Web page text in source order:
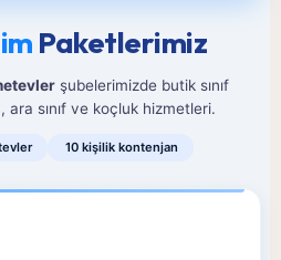
Paketlerimiz
şubelerimizde butik sınıf
ara sınıf ve koçluk hizmetleri.
10 kişilik kontenjan